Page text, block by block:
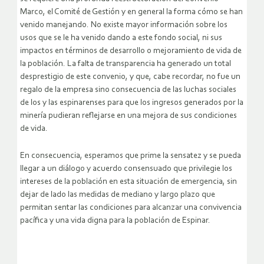
Marco, el Comité de Gestión y en general la forma cómo se han
venido manejando. No existe mayor información sobre los
usos que se le ha venido dando a este fondo social, ni sus
impactos en términos de desarrollo o mejoramiento de vida de
la población. La falta de transparencia ha generado un total
desprestigio de este convenio, y que, cabe recordar, no fue un
regalo de la empresa sino consecuencia de las luchas sociales
de los y las espinarenses para que los ingresos generados por la
minería pudieran reflejarse en una mejora de sus condiciones
de vida.
En consecuencia, esperamos que prime la sensatez y se pueda
llegar a un diálogo y acuerdo consensuado que privilegie los
intereses de la población en esta situación de emergencia, sin
dejar de lado las medidas de mediano y largo plazo que
permitan sentar las condiciones para alcanzar una convivencia
pacífica y una vida digna para la población de Espinar.